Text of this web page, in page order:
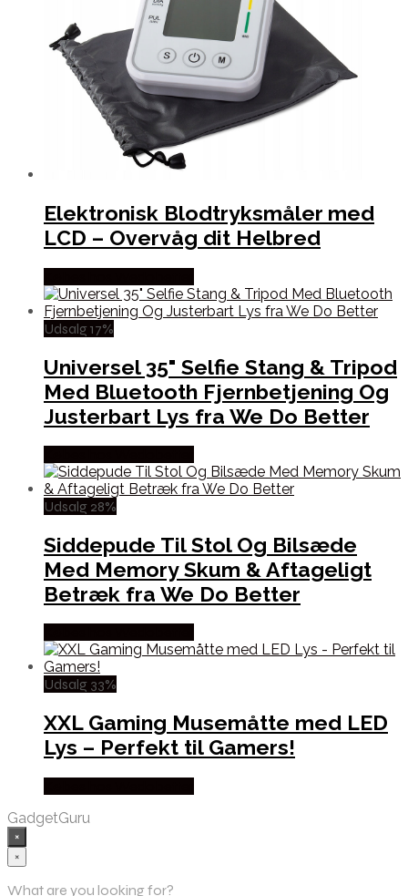
Elektronisk Blodtryksmåler med
LCD – Overvåg dit Helbred
Udsalg 17%
Universel 35" Selfie Stang & Tripod
Med Bluetooth Fjernbetjening Og
Justerbart Lys fra We Do Better
Udsalg 28%
Siddepude Til Stol Og Bilsæde
Med Memory Skum & Aftageligt
Betræk fra We Do Better
Udsalg 33%
XXL Gaming Musemåtte med LED
Lys – Perfekt til Gamers!
GadgetGuru
×
×
What are you looking for?